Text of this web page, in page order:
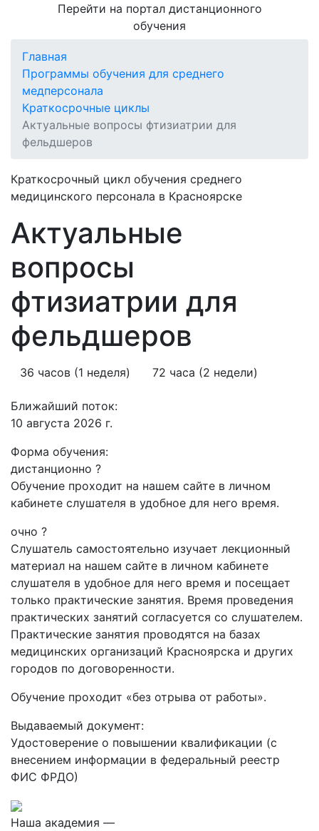
Перейти на портал дистанционного
обучения
Главная
Программы обучения для среднего
медперсонала
Краткосрочные циклы
Актуальные вопросы фтизиатрии для
фельдшеров
Краткосрочный цикл обучения среднего
медицинского персонала в Красноярске
Актуальные
вопросы
фтизиатрии для
фельдшеров
36 часов (1 неделя) 72 часа (2 недели)
Ближайший поток:
10 августа 2026 г.
Форма обучения:
дистанционно ?
Обучение проходит на нашем сайте в личном
кабинете слушателя в удобное для него время.
очно ?
Слушатель самостоятельно изучает лекционный
материал на нашем сайте в личном кабинете
слушателя в удобное для него время и посещает
только практические занятия. Время проведения
практических занятий согласуется со слушателем.
Практические занятия проводятся на базах
медицинских организаций Красноярска и других
городов по договоренности.
Обучение проходит «без отрыва от работы».
Выдаваемый документ:
Удостоверение о повышении квалификации (с
внесением информации в федеральный реестр
ФИС ФРДО)
Наша академия —